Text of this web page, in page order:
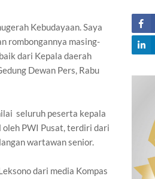
Kebudayaan. Saya
rombongannya masing-
dari Kepala daerah
Dewan Pers, Rabu
seluruh peserta kepala
oleh PWI Pusat, terdiri dari
wartawan senior.
dari media Kompas